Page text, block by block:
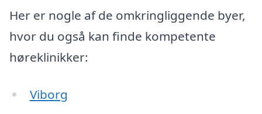
Her er nogle af de omkringliggende byer,
hvor du også kan finde kompetente
høreklinikker:
Viborg